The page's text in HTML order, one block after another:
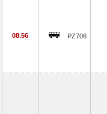
08.56 PZ706